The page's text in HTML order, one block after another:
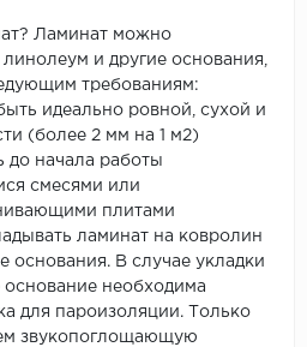
Ламинат можно
линолеум и другие основания,
требованиям:
идеально ровной, сухой и
(более 2 мм на 1 м2)
до начала работы
смесями или
плитами
ламинат на ковролин
основания. В случае укладки
необходима
для пароизоляции. Только
звукопоглощающую